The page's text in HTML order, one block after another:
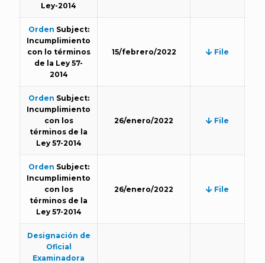
Ley-2014
Orden Subject:
Incumplimiento
con lo términos
de la Ley 57-
2014
15/febrero/2022 File
Orden Subject:
Incumplimiento
con los
términos de la
Ley 57-2014
26/enero/2022 File
Orden Subject:
Incumplimiento
con los
términos de la
Ley 57-2014
26/enero/2022 File
Designación de
Oficial
Examinadora